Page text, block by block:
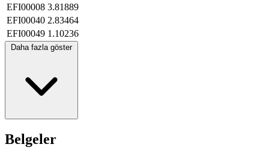
EFI00008 3.81889
EFI00040 2.83464
EFI00049 1.10236
Daha fazla göster
Belgeler